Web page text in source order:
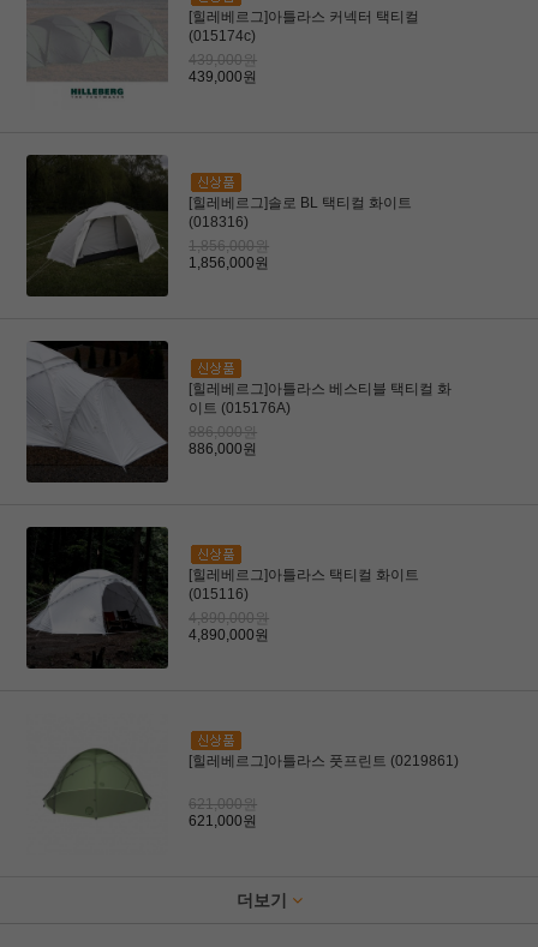
[힐레베르그]아틀라스 커넥터 택티컬
(015174c)
439,000원
439,000원
[힐레베르그]솔로 BL 택티컬 화이트
(018316)
1,856,000원
1,856,000원
[힐레베르그]아틀라스 베스티블 택티컬 화
이트 (015176A)
886,000원
886,000원
[힐레베르그]아틀라스 택티컬 화이트
(015116)
4,890,000원
4,890,000원
[힐레베르그]아틀라스 풋프린트 (0219861)
621,000원
621,000원
더보기